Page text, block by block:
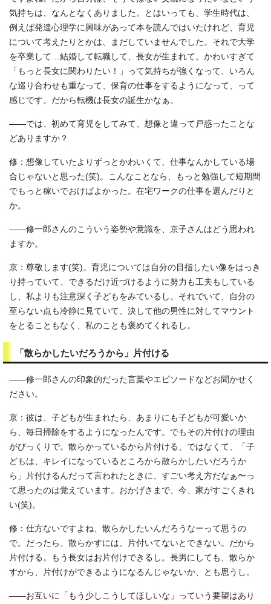
気持ちは、なんとなくありました。とはいっても、学生時代は、
例えば発達心理学に興味があって本を読んではいたけれど、育児
について考えたりとかは、まだしていませんでした。それで大学
を卒業して…結婚して転職して、長女が生まれて。かわいすぎて
「もっと長女に関わりたい！」って気持ちが強くなって、いろん
な巡り合わせも重なって、保育の仕事をするようになって、って
感じです。だから転機は長女の誕生かなぁ。
――では、初めて育児をしてみて、想像と違って戸惑ったことな
どありますか？
修：想像していたよりずっとかわいくて、仕事なんかしている場
合じゃないと思った(笑)。こんなことなら、もっと勉強して短期間
でもっと稼いでおけばよかった。在宅ワークの仕事を選んだりと
か。
――修一郎さんのこういう姿勢や意識を、京子さんはどう思われ
ますか。
京：尊敬します(笑)。育児については自分の目指したい像をはっき
り持っていて、できるだけ近づけるように努力も工夫もしている
し、私よりも注意深く子どもをみているし。それでいて、自分の
至らない点も冷静に見ていて、決して他の男性に対してマウント
をとることもなく、私のことも褒めてくれるし。
「散らかしたいだろうから」片付ける
――修一郎さんの印象的だった言葉やエピソードなどお聞かせく
ださい。
京：彼は、子どもが生まれたら、あまりにも子どもが可愛いか
ら、毎日掃除をするようになったんです。でもその片付けの理由
がびっくりで。散らかっているから片付ける、ではなくて、「子
どもは、キレイになっているところから散らかしたいだろうか
ら」片付けるんだって言われたときに、すごい考え方だなぁ〜っ
て思ったのは覚えています。おかげさまで、今、家がすごくきれ
い(笑)。
修：仕方ないですよね、散らかしたいんだろうなーって思うの
で。だったら、散らかすには、片付いてないとできない。だから
片付ける。もう長女はお片付けできるし。長男にしても、散らか
すから、片付けができるようになるんじゃないか、とも思うし。
――お互いに「もう少しこうしてほしいな」っていう要望はあり